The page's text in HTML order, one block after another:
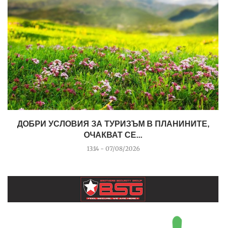
ДОБРИ УСЛОВИЯ ЗА ТУРИЗЪМ В ПЛАНИНИТЕ,
ОЧАКВАТ СЕ...
13:14 - 07/08/2026